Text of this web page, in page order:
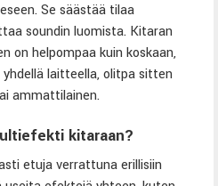
Se säästää tilaa
soundin luomista. Kitaran
on helpompaa kuin koskaan,
laitteella, olitpa sitten
ammattilainen.
kitaraan?
etuja verrattuna erillisiin